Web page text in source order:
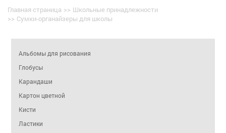
Главная страница >> Школьные принадлежности
>> Сумки-органайзеры для школы
Альбомы для рисования
Глобусы
Карандаши
Картон цветной
Кисти
Ластики